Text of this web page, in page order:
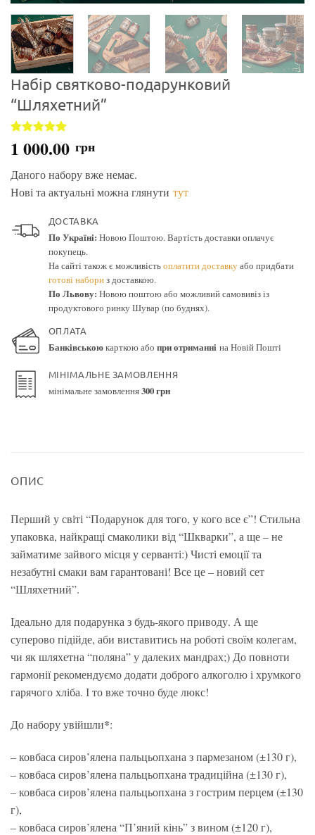
Набір святково-подарунковий
“Шляхетний”
Рейтинг5
з 5 на
опитування
3
покупців
1 000.00 грн
Даного набору вже немає.
Нові та актуальні можна глянути тут
ДОСТАВКА
По Україні: Новою Поштою. Вартість доставки оплачує
покупець.
На сайті також є можливістьоплатити доставкуабо придбати
готові набориз доставкою.
По Львову: Новою поштою або можливий самовивіз із
продуктового ринку Шувар (по буднях).
ОПЛАТА
Банківськоюкарткою або при отриманніна Новій Пошті
МІНІМАЛЬНЕ ЗАМОВЛЕННЯ
мінімальне замовлення300 грн
ОПИС
Перший у світі “Подарунок для того, у кого все є”! Стильна
упаковка, найкращі смаколики від “Шкварки”, а ще – не
займатиме зайвого місця у серванті:) Чисті емоції та
незабутні смаки вам гарантовані! Все це – новий сет
“Шляхетний”.
Ідеально для подарунка з будь-якого приводу. А ще
суперово підійде, аби виставитись на роботі своїм колегам,
чи як шляхетна “поляна” у далеких мандрах;) До повноти
гармонії рекомендуємо додати доброго алкоголю і хрумкого
гарячого хліба. І то вже точно буде люкс!
До набору увійшли*:
– ковбаса сиров’ялена пальцьопхана з пармезаном (±130 г),
– ковбаса сиров’ялена пальцьопхана традиційна (±130 г),
– ковбаса сиров’ялена пальцьопхана з гострим перцем (±130
г),
– ковбаса сиров’ялена “П’яний кінь” з вином (±120 г),